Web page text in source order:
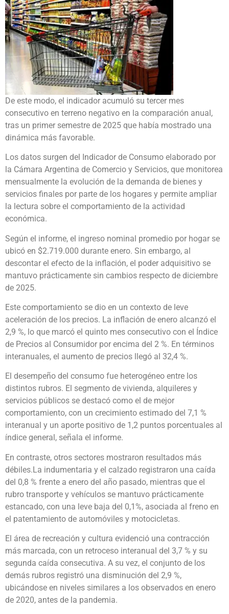
De este modo, el indicador acumuló su tercer mes
consecutivo en terreno negativo en la comparación anual,
tras un primer semestre de 2025 que había mostrado una
dinámica más favorable.
Los datos surgen del Indicador de Consumo elaborado por
la Cámara Argentina de Comercio y Servicios, que monitorea
mensualmente la evolución de la demanda de bienes y
servicios finales por parte de los hogares y permite ampliar
la lectura sobre el comportamiento de la actividad
económica.
Según el informe, el ingreso nominal promedio por hogar se
ubicó en $2.719.000 durante enero. Sin embargo, al
descontar el efecto de la inflación, el poder adquisitivo se
mantuvo prácticamente sin cambios respecto de diciembre
de 2025.
Este comportamiento se dio en un contexto de leve
aceleración de los precios. La inflación de enero alcanzó el
2,9 %, lo que marcó el quinto mes consecutivo con el Índice
de Precios al Consumidor por encima del 2 %. En términos
interanuales, el aumento de precios llegó al 32,4 %.
El desempeño del consumo fue heterogéneo entre los
distintos rubros. El segmento de vivienda, alquileres y
servicios públicos se destacó como el de mejor
comportamiento, con un crecimiento estimado del 7,1 %
interanual y un aporte positivo de 1,2 puntos porcentuales al
índice general, señala el informe.
En contraste, otros sectores mostraron resultados más
débiles.La indumentaria y el calzado registraron una caída
del 0,8 % frente a enero del año pasado, mientras que el
rubro transporte y vehículos se mantuvo prácticamente
estancado, con una leve baja del 0,1%, asociada al freno en
el patentamiento de automóviles y motocicletas.
El área de recreación y cultura evidenció una contracción
más marcada, con un retroceso interanual del 3,7 % y su
segunda caída consecutiva. A su vez, el conjunto de los
demás rubros registró una disminución del 2,9 %,
ubicándose en niveles similares a los observados en enero
de 2020, antes de la pandemia.